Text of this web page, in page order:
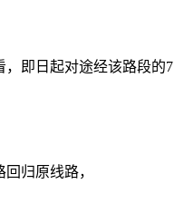
，即日起对途经该路段的7
归原线路，